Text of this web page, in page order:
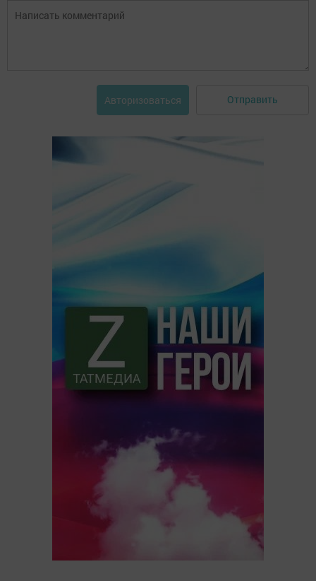
Авторизоваться Отправить